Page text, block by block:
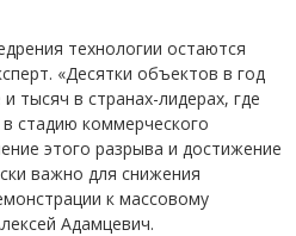
технологии остаются
«Десятки объектов в год
тысяч в странах-лидерах, где
стадию коммерческого
этого разрыва и достижение
важно для снижения
к массовому
Адамцевич.